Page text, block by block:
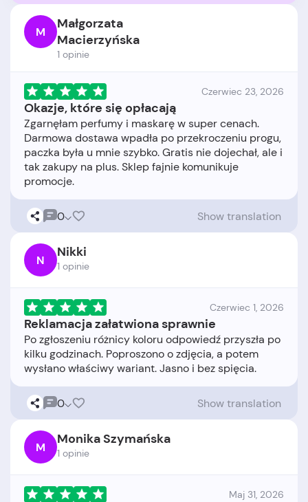
M
Małgorzata
Macierzyńska
1 opinie
Czerwiec 23, 2026
Okazje, które się opłacają
Zgarnęłam perfumy i maskarę w super cenach.
Darmowa dostawa wpadła po przekroczeniu progu,
paczka była u mnie szybko. Gratis nie dojechał, ale i
tak zakupy na plus. Sklep fajnie komunikuje
0 Show translation
N Nikki
1 opinie
Czerwiec 1, 2026
Reklamacja załatwiona sprawnie
Po zgłoszeniu różnicy koloru odpowiedź przyszła po
kilku godzinach. Poproszono o zdjęcia, a potem
0 Show translation
M Monika Szymańska
1 opinie
Maj 31, 2026